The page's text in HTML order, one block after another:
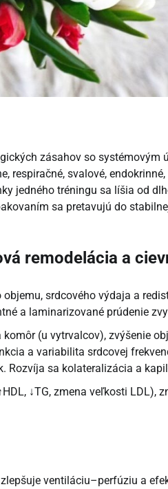
zásahov so systémovým
respiračné, svalové,
jedného tréningu sa líšia od
sa pretavujú do
remodelácia a
srdcového výdaja a
a laminarizované prúdenie
(u vytrvalcov), zvýšenie
a variabilita srdcovej
Rozvíja sa kolateralizácia a
↓TG, zmena veľkosti LDL),
zlepšuje ventiláciu–perfúziu a